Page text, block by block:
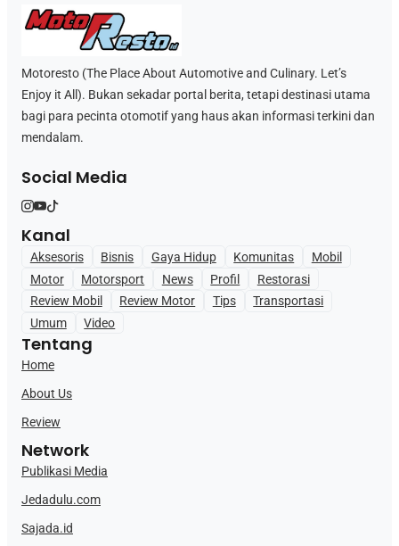
Motoresto (The Place About Automotive and Culinary. Let’s
Enjoy it All). Bukan sekadar portal berita, tetapi destinasi utama
bagi para pecinta otomotif yang haus akan informasi terkini dan
mendalam.
Social Media
Kanal
Aksesoris Bisnis Gaya Hidup Komunitas
Mobil
Motor
Motorsport News Profil
Restorasi
Review Mobil
Review Motor Tips
Transportasi
Umum
Video
Tentang
Home
About Us
Review
Network
Publikasi Media
Jedadulu.com
Sajada.id